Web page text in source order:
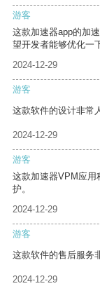
游客
这款加速器app的加
望开发者能够优化一
2024-12-29
游客
这款软件的设计非常
2024-12-29
游客
这款加速器VPM应用
护。
2024-12-29
游客
这款软件的售后服务
2024-12-29